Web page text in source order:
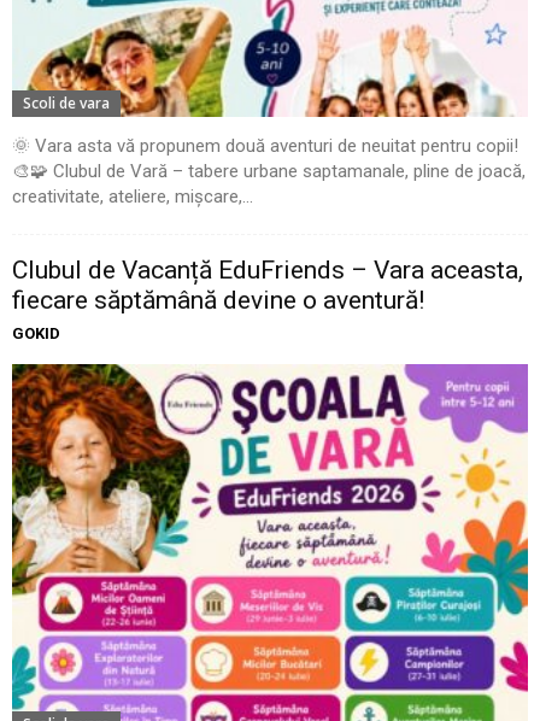
Scoli de vara
🌞 Vara asta vă propunem două aventuri de neuitat pentru copii!
🎨🧩 Clubul de Vară – tabere urbane saptamanale, pline de joacă,
creativitate, ateliere, mișcare,...
Clubul de Vacanță EduFriends – Vara aceasta,
fiecare săptămână devine o aventură!
GOKID